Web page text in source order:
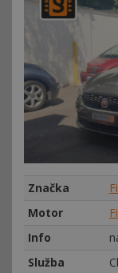
Značka
Motor
Info
Služba